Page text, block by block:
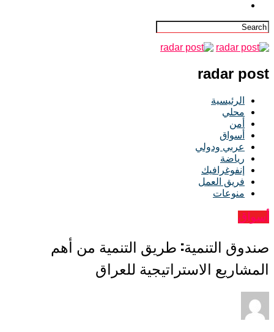
radar post
الرئيسية
محلي
أمن
أسواق
عربي ودولي
رياضة
إنفوغرافيك
فريق العمل
منوعات
أسواق
صندوق التنمية: طريق التنمية من أهم
المشاريع الاستراتيجية للعراق